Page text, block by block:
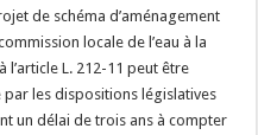
de schéma d’aménagement
locale de l’eau à la
L. 212-11 peut être
les dispositions législatives
un délai de trois ans à compter